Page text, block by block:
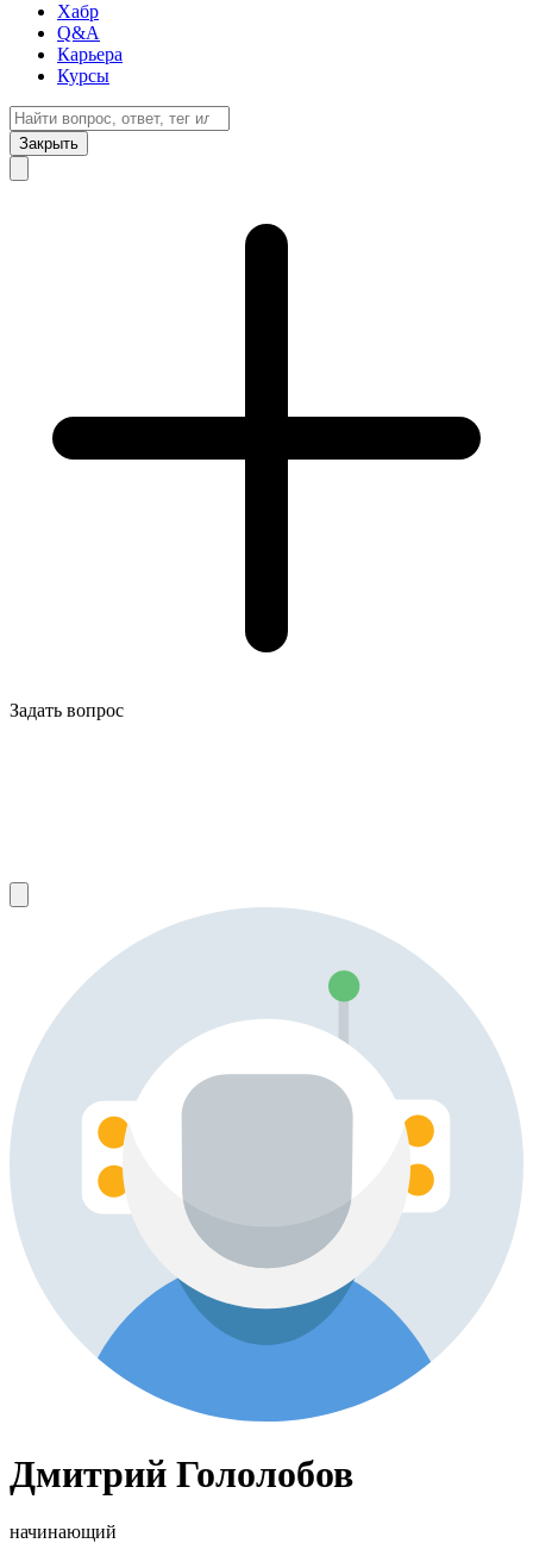
Хабр
Q&A
Карьера
Курсы
Закрыть
Задать вопрос
Дмитрий Гололобов
начинающий